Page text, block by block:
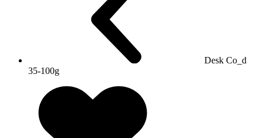
Desk Co_d
35-100g